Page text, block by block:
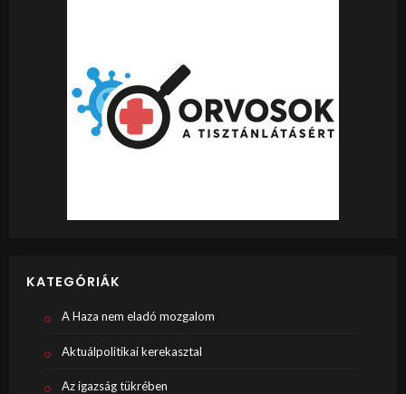
KATEGÓRIÁK
A Haza nem eladó mozgalom
Aktuálpolitikai kerekasztal
Az igazság tükrében